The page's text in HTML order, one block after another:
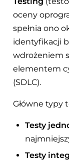
oceny
spełnia ono
identyfikacji
wdrożeniem
elementem
(SDLC).
Główne typy
Testy
Testy